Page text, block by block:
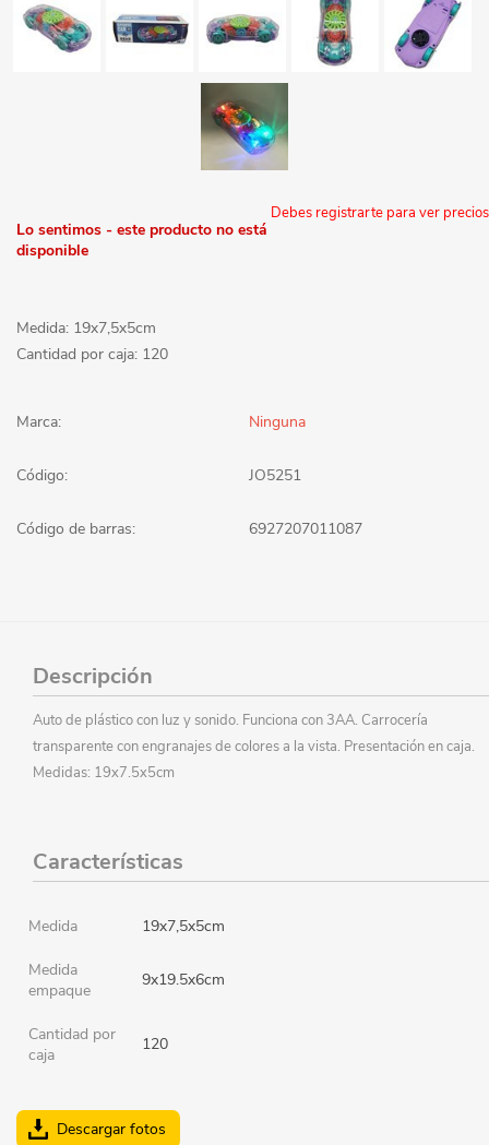
Debes registrarte para ver precios
Lo sentimos - este producto no está
disponible
Medida: 19x7,5x5cm
Cantidad por caja: 120
Marca: Ninguna
Código: JO5251
Código de barras: 6927207011087
Descripción
Auto de plástico con luz y sonido. Funciona con 3AA. Carrocería
transparente con engranajes de colores a la vista. Presentación en caja.
Medidas: 19x7.5x5cm
Características
Medida 19x7,5x5cm
Medida
empaque
9x19.5x6cm
Cantidad por
caja
120
Descargar fotos